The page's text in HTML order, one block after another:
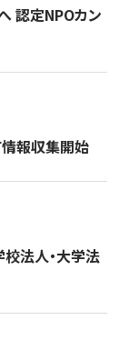
認定NPOカン
情報収集開始
校法人・大学法